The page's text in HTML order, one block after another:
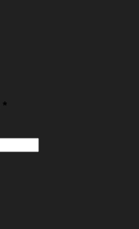
*Vereist